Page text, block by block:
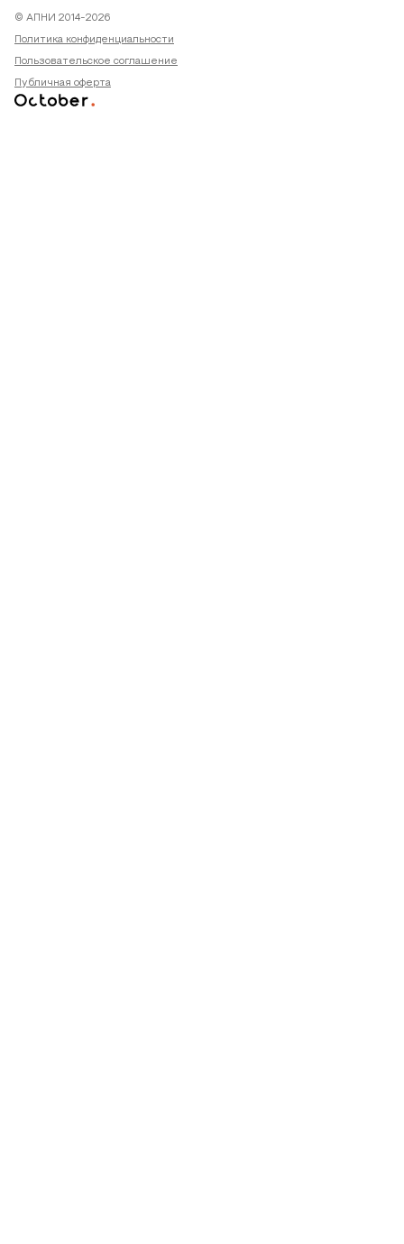
© АПНИ 2014-2026
Политика конфиденциальности
Пользовательское соглашение
Публичная оферта